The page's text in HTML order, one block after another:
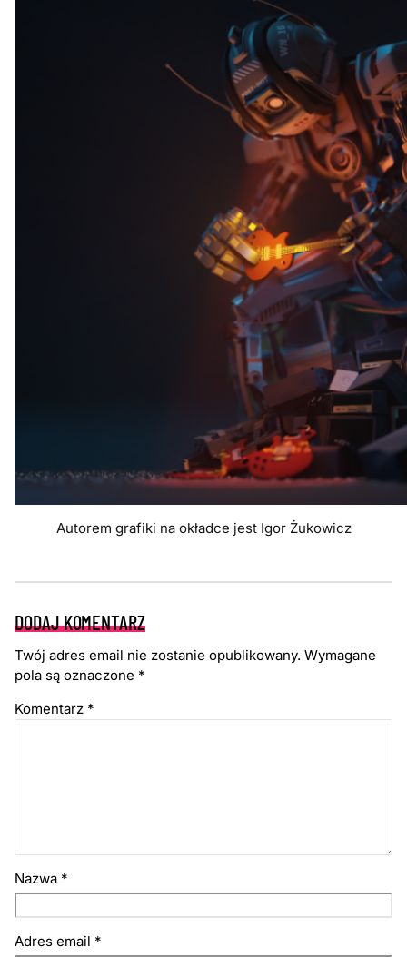
Autorem grafiki na okładce jest Igor Żukowicz
DODAJ KOMENTARZ
Twój adres email nie zostanie opublikowany. Wymagane
pola są oznaczone *
Komentarz *
Nazwa *
Adres email *